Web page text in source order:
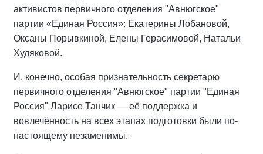
активистов первичного отделения "Авнюгское"
партии «Единая Россия»: Екатерины Лобановой,
Оксаны Порывкиной, Елены Герасимовой, Натальи
Худяковой.
И, конечно, особая признательность секретарю
первичного отделения "Авнюгское" партии "Единая
Россия" Ларисе Танчик — её поддержка и
вовлечённость на всех этапах подготовки были по-
настоящему незаменимы.